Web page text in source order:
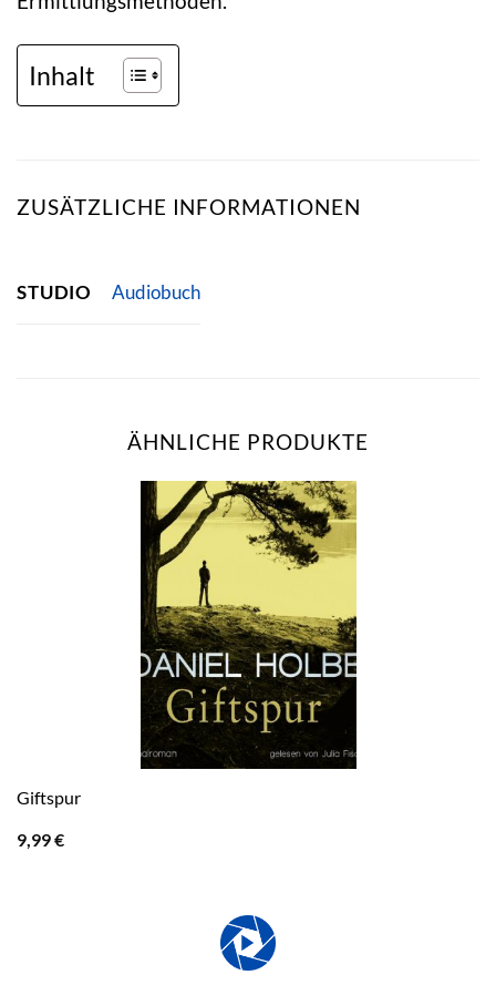
Inhalt
ZUSÄTZLICHE INFORMATIONEN
STUDIO Audiobuch
ÄHNLICHE PRODUKTE
Giftspur
9,99€